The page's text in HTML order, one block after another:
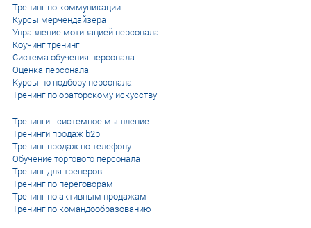
Тренинг по коммуникации
Курсы мерчендайзера
Управление мотивацией персонала
Коучинг тренинг
Система обучения персонала
Оценка персонала
Курсы по подбору персонала
Тренинг по ораторскому искусству
Тренинги - системное мышление
Тренинги продаж b2b
Тренинг продаж по телефону
Обучение торгового персонала
Тренинг для тренеров
Тренинг по переговорам
Тренинг по активным продажам
Тренинг по командообразованию